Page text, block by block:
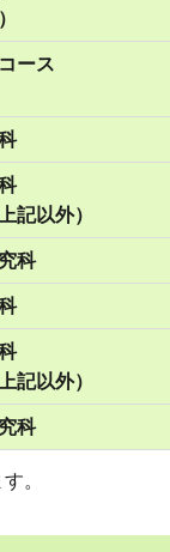
ース
記以外）
科
記以外）
科
。